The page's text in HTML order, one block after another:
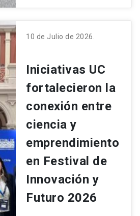
10 de Julio de 2026.
Iniciativas UC
fortalecieron la
conexión entre
ciencia y
emprendimiento
en Festival de
Innovación y
Futuro 2026